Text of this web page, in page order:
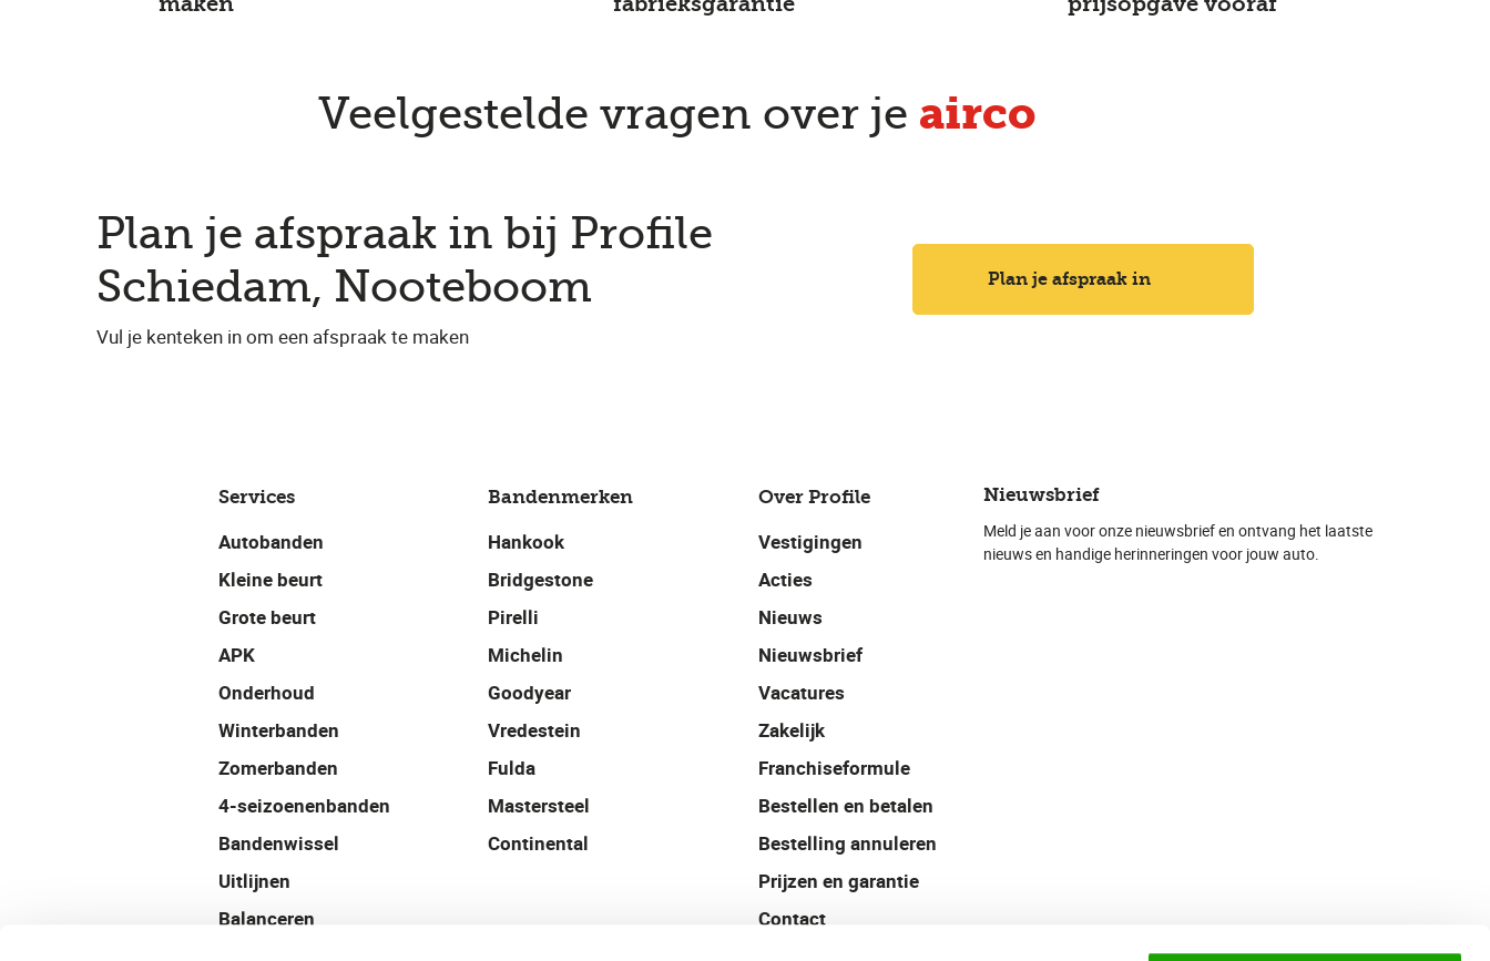
Veelgestelde vragen over je airco
Plan je afspraak in bij Profile
Schiedam, Nooteboom
Vul je kenteken in om een afspraak te maken
Plan je afspraak in
Services
Autobanden
Kleine beurt
Grote beurt
APK
Onderhoud
Winterbanden
Zomerbanden
4-seizoenenbanden
Bandenwissel
Uitlijnen
Balanceren
Bandenmerken
Hankook
Bridgestone
Pirelli
Michelin
Goodyear
Vredestein
Fulda
Mastersteel
Continental
Over Profile
Vestigingen
Acties
Nieuws
Nieuwsbrief
Vacatures
Zakelijk
Franchiseformule
Bestellen en betalen
Bestelling annuleren
Prijzen en garantie
Contact
Nieuwsbrief
Meld je aan voor onze nieuwsbrief en ontvang het laatste
nieuws en handige herinneringen voor jouw auto.